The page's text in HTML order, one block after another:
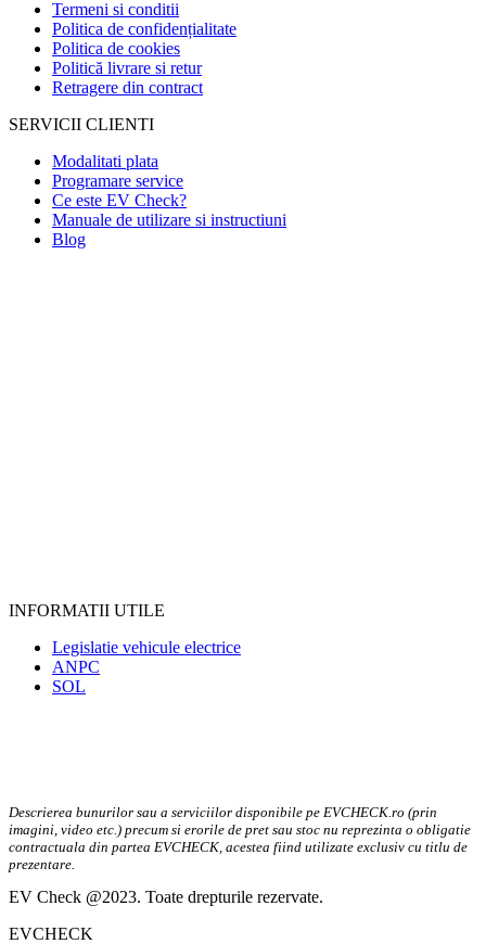
Termeni si conditii
Politica de confidențialitate
Politica de cookies
Politică livrare si retur
Retragere din contract
SERVICII CLIENTI
Modalitati plata
Programare service
Ce este EV Check?
Manuale de utilizare si instructiuni
Blog
INFORMATII UTILE
Legislatie vehicule electrice
ANPC
SOL
Descrierea bunurilor sau a serviciilor disponibile pe EVCHECK.ro (prin
imagini, video etc.) precum si erorile de pret sau stoc nu reprezinta o obligatie
contractuala din partea EVCHECK, acestea fiind utilizate exclusiv cu titlu de
prezentare.
EV Check @2023. Toate drepturile rezervate.
EVCHECK